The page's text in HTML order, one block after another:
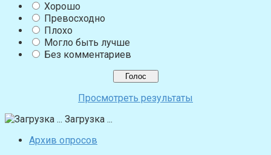
Хорошо
Превосходно
Плохо
Могло быть лучше
Без комментариев
Просмотреть результаты
Загрузка ...
Архив опросов